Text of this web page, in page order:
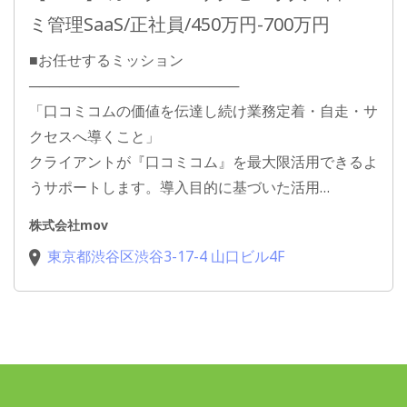
ミ管理SaaS/正社員/450万円-700万円
■お任せするミッション
─────────────────────
「口コミコムの価値を伝達し続け業務定着・自走・サ
クセスへ導くこと」
クライアントが『口コミコム』を最大限活用できるよ
うサポートします。導入目的に基づいた活用…
株式会社mov
東京都渋谷区渋谷3-17-4 山口ビル4F